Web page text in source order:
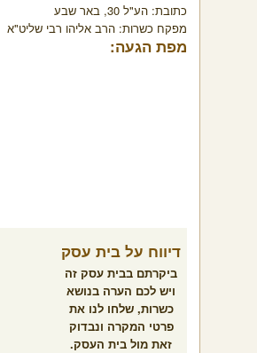
כתובת: הע"ל 30, באר שבע
מפקח כשרות: הרב אליהו רבי שליט"א
מפת הגעה:
דיווח על בית עסק
ביקרתם בבית עסק זה
ויש לכם הערה בנושא
כשרות, שלחו לנו את
פרטי המקרה ונבדוק
זאת מול בית העסק.